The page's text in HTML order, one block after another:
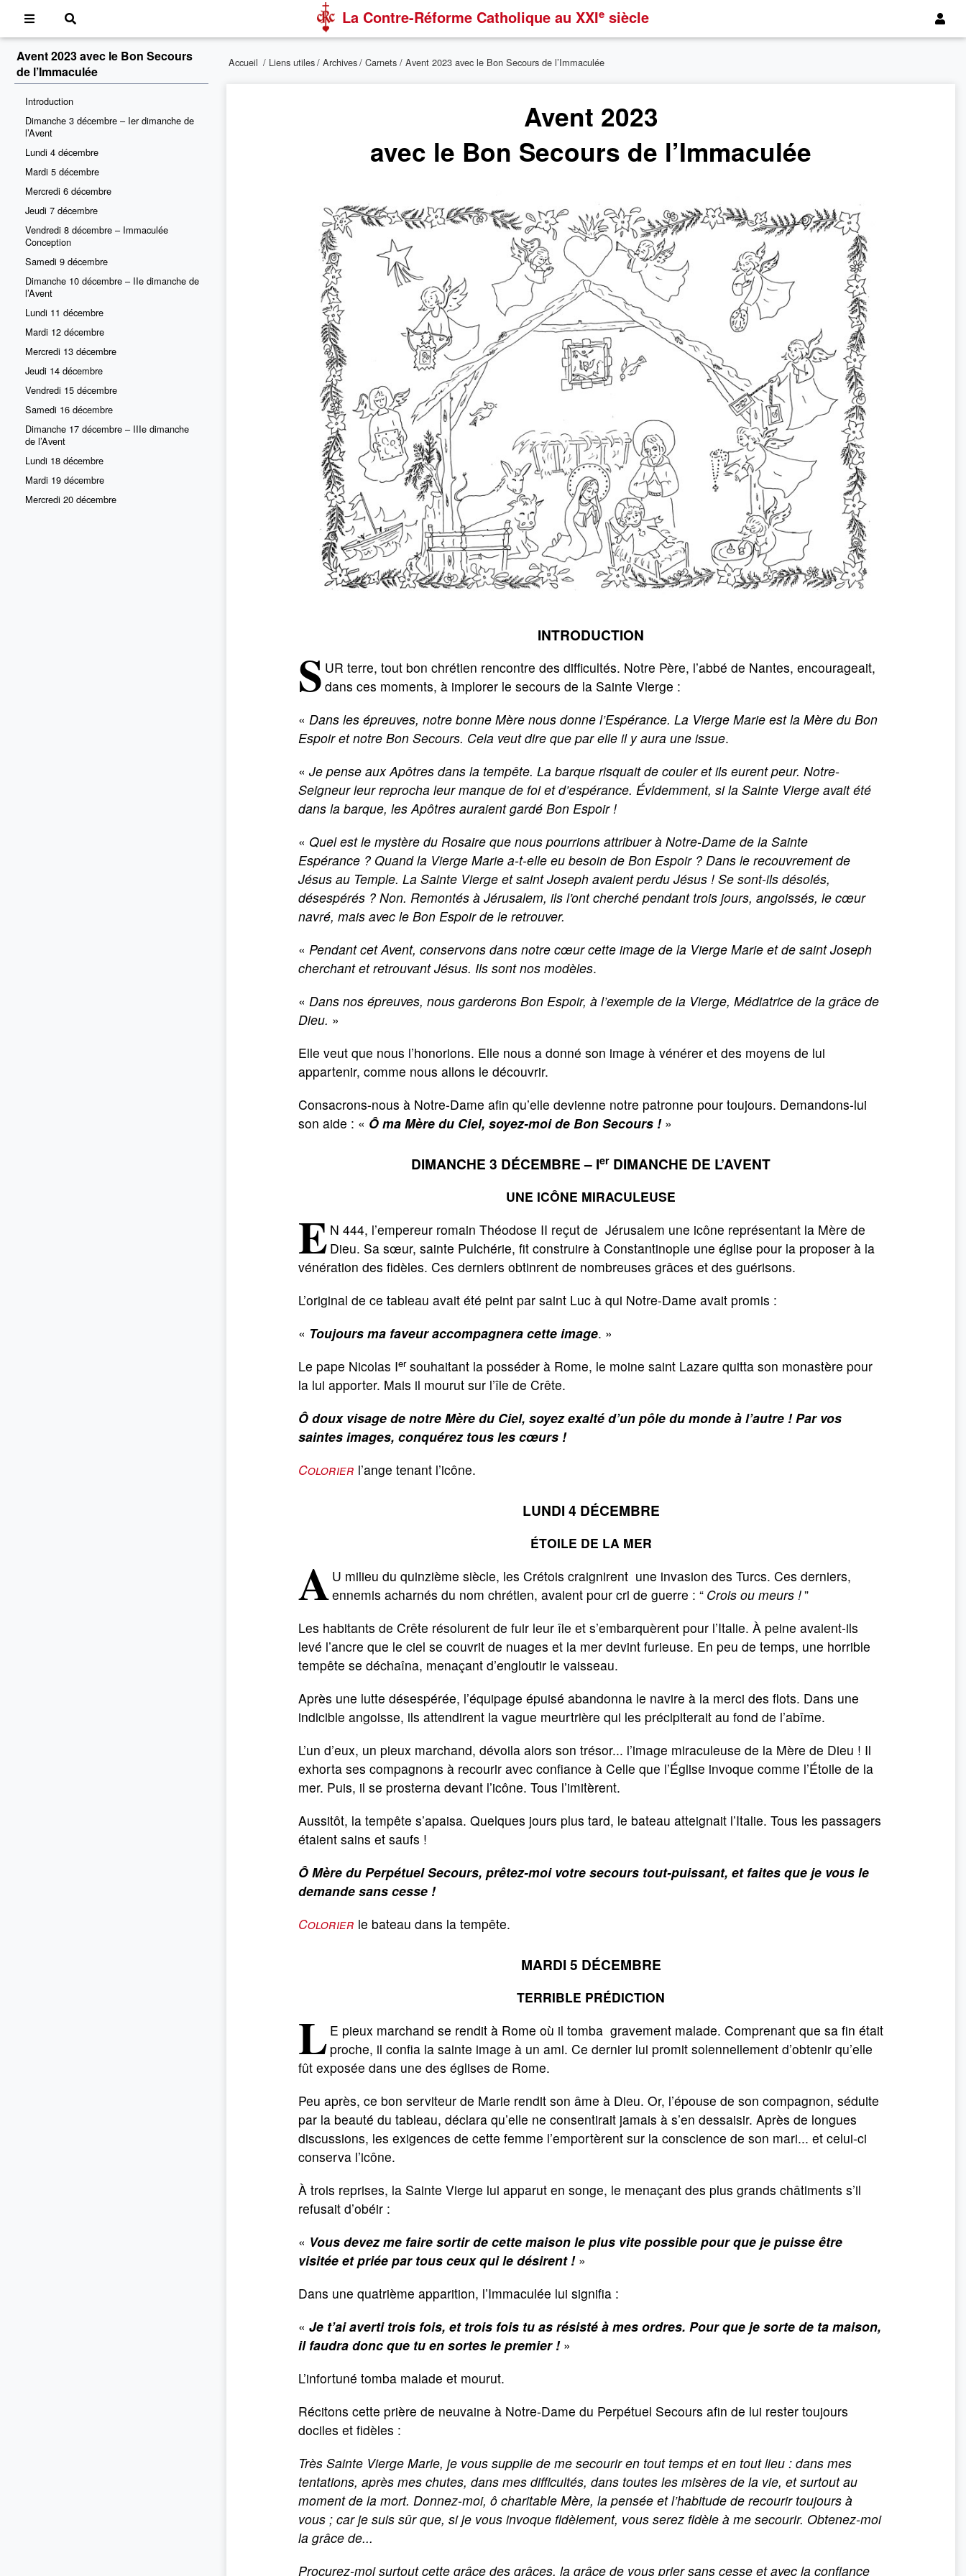
La Contre-Réforme Catholique au XXIe siècle
Avent 2023 avec le Bon Secours
de l’Immaculée
Introduction
Dimanche 3 décembre – Ier dimanche de
l’Avent
Lundi 4 décembre
Mardi 5 décembre
Mercredi 6 décembre
Jeudi 7 décembre
Vendredi 8 décembre – Immaculée
Conception
Samedi 9 décembre
Dimanche 10 décembre – IIe dimanche de
l’Avent
Lundi 11 décembre
Mardi 12 décembre
Mercredi 13 décembre
Jeudi 14 décembre
Vendredi 15 décembre
Samedi 16 décembre
Dimanche 17 décembre – IIIe dimanche
de l’Avent
Lundi 18 décembre
Mardi 19 décembre
Mercredi 20 décembre
Accueil / Liens utiles/ Archives/ Carnets / Avent 2023 avec le Bon Secours de l’Immaculée
Avent 2023
avec le Bon Secours de l’Immaculée
INTRODUCTION
S UR terre, tout bon chrétien rencontre des difficultés. Notre Père, l’abbé de Nantes, encourageait,
dans ces moments, à implorer le secours de la Sainte Vierge :
« Dans les épreuves, notre bonne Mère nous donne l’Espérance. La Vierge Marie est la Mère du Bon
Espoir et notre Bon Secours. Cela veut dire que par elle il y aura une issue.
« Je pense aux Apôtres dans la tempête. La barque risquait de couler et ils eurent peur. Notre-
Seigneur leur reprocha leur manque de foi et d’espérance. Évidemment, si la Sainte Vierge avait été
dans la barque, les Apôtres auraient gardé Bon Espoir !
« Quel est le mystère du Rosaire que nous pourrions attribuer à Notre-Dame de la Sainte
Espérance ? Quand la Vierge Marie a-t-elle eu besoin de Bon Espoir ? Dans le recouvrement de
Jésus au Temple. La Sainte Vierge et saint Joseph avaient perdu Jésus ! Se sont-ils désolés,
désespérés ? Non. Remontés à Jérusalem, ils l’ont cherché pendant trois jours, angoissés, le cœur
navré, mais avec le Bon Espoir de le retrouver.
« Pendant cet Avent, conservons dans notre cœur cette image de la Vierge Marie et de saint Joseph
cherchant et retrouvant Jésus. Ils sont nos modèles.
« Dans nos épreuves, nous garderons Bon Espoir, à l’exemple de la Vierge, Médiatrice de la grâce de
Dieu. »
Elle veut que nous l’honorions. Elle nous a donné son image à vénérer et des moyens de lui
appartenir, comme nous allons le découvrir.
Consacrons-nous à Notre-Dame afin qu’elle devienne notre patronne pour toujours. Demandons-lui
son aide : « Ô ma Mère du Ciel, soyez-moi de Bon Secours !»
DIMANCHE 3 DÉCEMBRE – Ier DIMANCHE DE L’AVENT
UNE ICÔNE MIRACULEUSE
E N 444, l’empereur romain Théodose II reçut de Jérusalem une icône représentant la Mère de
Dieu. Sa sœur, sainte Pulchérie, fit construire à Constantinople une église pour la proposer à la
vénération des fidèles. Ces derniers obtinrent de nombreuses grâces et des guérisons.
L’original de ce tableau avait été peint par saint Luc à qui Notre-Dame avait promis :
« Toujours ma faveur accompagnera cette image. »
Le pape Nicolas Iersouhaitant la posséder à Rome, le moine saint Lazare quitta son monastère pour
la lui apporter. Mais il mourut sur l’île de Crête.
Ô doux visage de notre Mère du Ciel, soyez exalté d’un pôle du monde à l’autre ! Par vos
saintes images, conquérez tous les cœurs !
Colorier l’ange tenant l’icône.
LUNDI 4 DÉCEMBRE
ÉTOILE DE LA MER
A U milieu du quinzième siècle, les Crétois craignirent une invasion des Turcs. Ces derniers,
ennemis acharnés du nom chrétien, avaient pour cri de guerre : “ Crois ou meurs !”
Les habitants de Crête résolurent de fuir leur île et s’embarquèrent pour l’Italie. À peine avaient-ils
levé l’ancre que le ciel se couvrit de nuages et la mer devint furieuse. En peu de temps, une horrible
tempête se déchaîna, menaçant d’engloutir le vaisseau.
Après une lutte désespérée, l’équipage épuisé abandonna le navire à la merci des flots. Dans une
indicible angoisse, ils attendirent la vague meurtrière qui les précipiterait au fond de l’abîme.
L’un d’eux, un pieux marchand, dévoila alors son trésor... l’image miraculeuse de la Mère de Dieu ! Il
exhorta ses compagnons à recourir avec confiance à Celle que l’Église invoque comme l’Étoile de la
mer. Puis, il se prosterna devant l’icône. Tous l’imitèrent.
Aussitôt, la tempête s’apaisa. Quelques jours plus tard, le bateau atteignait l’Italie. Tous les passagers
étaient sains et saufs !
Ô Mère du Perpétuel Secours, prêtez-moi votre secours tout-puissant, et faites que je vous le
demande sans cesse !
Colorier le bateau dans la tempête.
MARDI 5 DÉCEMBRE
TERRIBLE PRÉDICTION
L E pieux marchand se rendit à Rome où il tomba gravement malade. Comprenant que sa fin était
proche, il confia la sainte image à un ami. Ce dernier lui promit solennellement d’obtenir qu’elle
fût exposée dans une des églises de Rome.
Peu après, ce bon serviteur de Marie rendit son âme à Dieu. Or, l’épouse de son compagnon, séduite
par la beauté du tableau, déclara qu’elle ne consentirait jamais à s’en dessaisir. Après de longues
discussions, les exigences de cette femme l’emportèrent sur la conscience de son mari... et celui-ci
conserva l’icône.
À trois reprises, la Sainte Vierge lui apparut en songe, le menaçant des plus grands châtiments s’il
refusait d’obéir :
« Vous devez me faire sortir de cette maison le plus vite possible pour que je puisse être
visitée et priée par tous ceux qui le désirent !»
Dans une quatrième apparition, l’Immaculée lui signifia :
« Je t’ai averti trois fois, et trois fois tu as résisté à mes ordres. Pour que je sorte de ta maison,
il faudra donc que tu en sortes le premier !»
L’infortuné tomba malade et mourut.
Récitons cette prière de neuvaine à Notre-Dame du Perpétuel Secours afin de lui rester toujours
dociles et fidèles :
Très Sainte Vierge Marie, je vous supplie de me secourir en tout temps et en tout lieu : dans mes
tentations, après mes chutes, dans mes difficultés, dans toutes les misères de la vie, et surtout au
moment de la mort. Donnez-moi, ô charitable Mère, la pensée et l’habitude de recourir toujours à
vous ; car je suis sûr que, si je vous invoque fidèlement, vous serez fidèle à me secourir. Obtenez-moi
la grâce de...
Procurez-moi surtout cette grâce des grâces, la grâce de vous prier sans cesse et avec la confiance